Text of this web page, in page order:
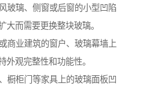
玻璃、侧窗或后窗的小型凹陷
大而需要更换整块玻璃。
商业建筑的窗户、玻璃幕墙上
外观完整性和功能性。
橱柜门等家具上的玻璃面板凹